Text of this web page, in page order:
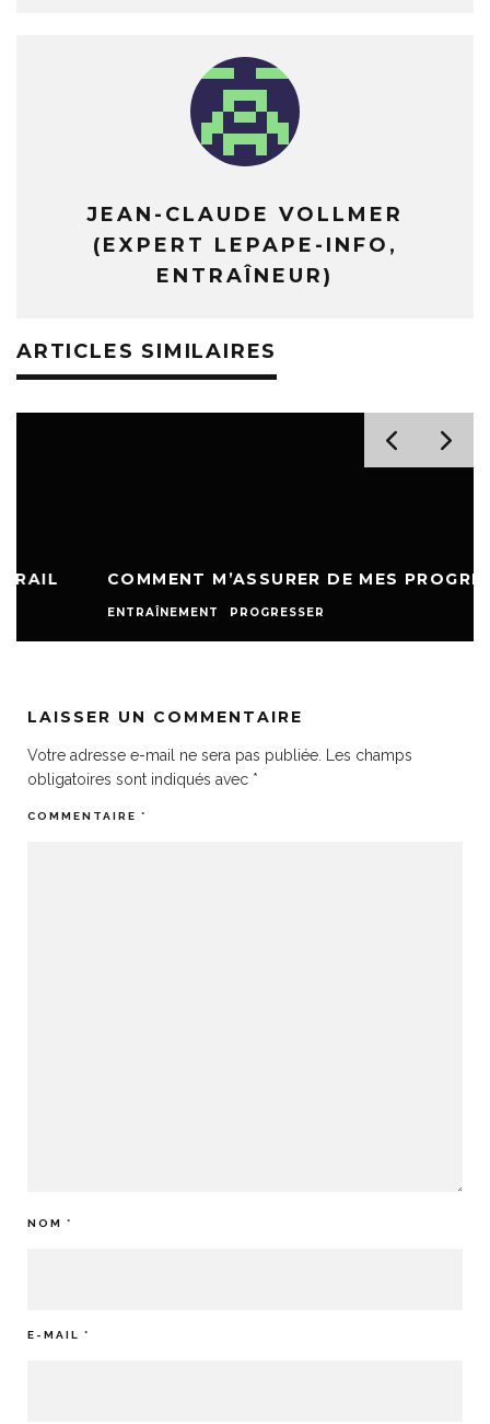
JEAN-CLAUDE VOLLMER
(EXPERT LEPAPE-INFO,
ENTRAÎNEUR)
ARTICLES SIMILAIRES
COMMENT M’ASSURER DE MES PROGRÈS ?
ENTRAÎNEMENT PROGRESSER
LAISSER UN COMMENTAIRE
Votre adresse e-mail ne sera pas publiée.
Les champs
obligatoires sont indiqués avec *
COMMENTAIRE *
NOM *
E-MAIL *